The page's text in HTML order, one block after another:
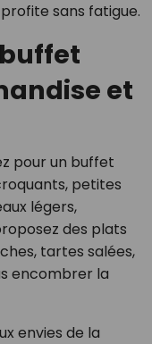
sans fatigue.
et
pour un buffet
petites
légers,
des plats
tartes salées,
encombrer la
envies de la